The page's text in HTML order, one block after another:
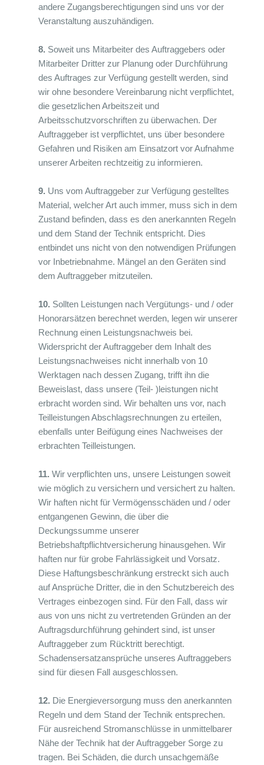
andere Zugangsberechtigungen sind uns vor der
Veranstaltung auszuhändigen.
8. Soweit uns Mitarbeiter des Auftraggebers oder
Mitarbeiter Dritter zur Planung oder Durchführung
des Auftrages zur Verfügung gestellt werden, sind
wir ohne besondere Vereinbarung nicht verpflichtet,
die gesetzlichen Arbeitszeit und
Arbeitsschutzvorschriften zu überwachen. Der
Auftraggeber ist verpflichtet, uns über besondere
Gefahren und Risiken am Einsatzort vor Aufnahme
unserer Arbeiten rechtzeitig zu informieren.
9. Uns vom Auftraggeber zur Verfügung gestelltes
Material, welcher Art auch immer, muss sich in dem
Zustand befinden, dass es den anerkannten Regeln
und dem Stand der Technik entspricht. Dies
entbindet uns nicht von den notwendigen Prüfungen
vor Inbetriebnahme. Mängel an den Geräten sind
dem Auftraggeber mitzuteilen.
10. Sollten Leistungen nach Vergütungs- und / oder
Honorarsätzen berechnet werden, legen wir unserer
Rechnung einen Leistungsnachweis bei.
Widerspricht der Auftraggeber dem Inhalt des
Leistungsnachweises nicht innerhalb von 10
Werktagen nach dessen Zugang, trifft ihn die
Beweislast, dass unsere (Teil- )leistungen nicht
erbracht worden sind. Wir behalten uns vor, nach
Teilleistungen Abschlagsrechnungen zu erteilen,
ebenfalls unter Beifügung eines Nachweises der
erbrachten Teilleistungen.
11. Wir verpflichten uns, unsere Leistungen soweit
wie möglich zu versichern und versichert zu halten.
Wir haften nicht für Vermögensschäden und / oder
entgangenen Gewinn, die über die
Deckungssumme unserer
Betriebshaftpflichtversicherung hinausgehen. Wir
haften nur für grobe Fahrlässigkeit und Vorsatz.
Diese Haftungsbeschränkung erstreckt sich auch
auf Ansprüche Dritter, die in den Schutzbereich des
Vertrages einbezogen sind. Für den Fall, dass wir
aus von uns nicht zu vertretenden Gründen an der
Auftragsdurchführung gehindert sind, ist unser
Auftraggeber zum Rücktritt berechtigt.
Schadensersatzansprüche unseres Auftraggebers
sind für diesen Fall ausgeschlossen.
12. Die Energieversorgung muss den anerkannten
Regeln und dem Stand der Technik entsprechen.
Für ausreichend Stromanschlüsse in unmittelbarer
Nähe der Technik hat der Auftraggeber Sorge zu
tragen. Bei Schäden, die durch unsachgemäße